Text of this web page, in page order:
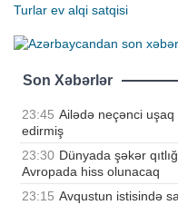
Turlar ev alqi satqisi
Son Xəbərlər
23:45 Ailədə neçənci uşaq
edirmiş
23:30 Dünyada şəkər
Avropada hiss olunacaq
23:15 Avqustun istisində